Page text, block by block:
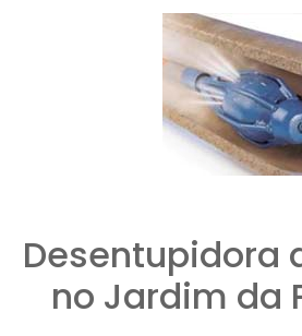
Desentupidora
no Jardim da